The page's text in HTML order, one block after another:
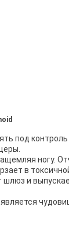
под контроль
ногу.
в
и